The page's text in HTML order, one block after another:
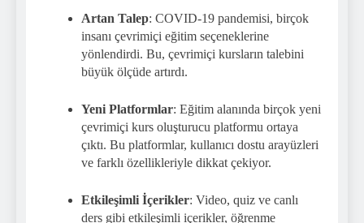
Artan Talep: COVID-19 pandemisi, birçok
insanı çevrimiçi eğitim seçeneklerine
yönlendirdi. Bu, çevrimiçi kursların talebini
büyük ölçüde artırdı.
Yeni Platformlar: Eğitim alanında birçok yeni
çevrimiçi kurs oluşturucu platformu ortaya
çıktı. Bu platformlar, kullanıcı dostu arayüzleri
ve farklı özellikleriyle dikkat çekiyor.
Etkileşimli İçerikler: Video, quiz ve canlı
ders gibi etkileşimli içerikler, öğrenme